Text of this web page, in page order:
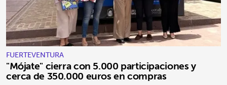
FUERTEVENTURA
"Mójate" cierra con 5.000 participaciones y
cerca de 350.000 euros en compras